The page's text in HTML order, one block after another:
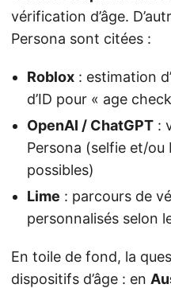
vérification d’âge.
Persona sont citées :
Roblox : estimation
d’ID pour « age
OpenAI / ChatGPT :
Persona (selfie et/ou
possibles)
Lime : parcours de
personnalisés selon
En toile de fond, la
dispositifs d’âge : en